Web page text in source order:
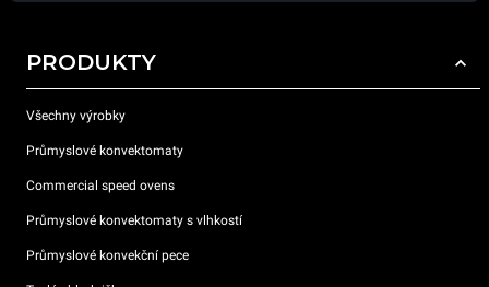
PRODUKTY
Všechny výrobky
Průmyslové konvektomaty
Commercial speed ovens
Průmyslové konvektomaty s vlhkostí
Průmyslové konvekční pece